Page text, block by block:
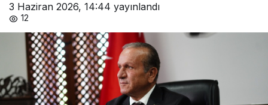
3 Haziran 2026, 14:44 yayınlandı
12